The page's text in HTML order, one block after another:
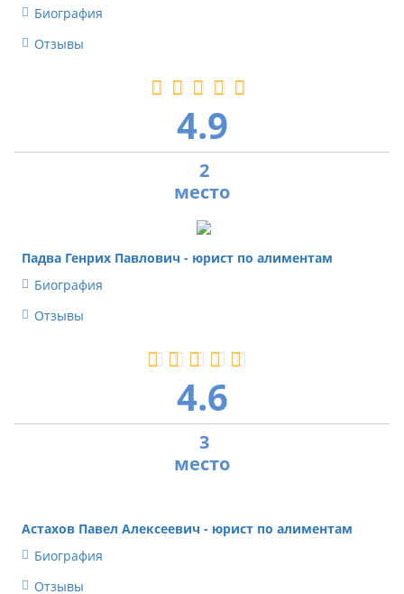
Биография
Отзывы
4.9
2
Падва Генрих Павлович - юрист по алиментам
Биография
Отзывы
4.6
3
Астахов Павел Алексеевич - юрист по алиментам
Биография
Отзывы